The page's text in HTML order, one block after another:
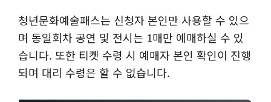
청년문화예술패스는 신청자 본인만 사용할 수 있으
며 동일회차 공연 및 전시는 1매만 예매하실 수 있
습니다. 또한 티켓 수령 시 예매자 본인 확인이 진행
되며 대리 수령은 할 수 없습니다.